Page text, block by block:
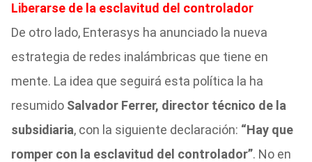
Liberarse de la esclavitud del controlador
De otro lado, Enterasys ha anunciado la nueva
estrategia de redes inalámbricas que tiene en
mente. La idea que seguirá esta política la ha
resumido Salvador Ferrer, director técnico de la
subsidiaria, con la siguiente declaración: “Hay que
romper con la esclavitud del controlador”. No en